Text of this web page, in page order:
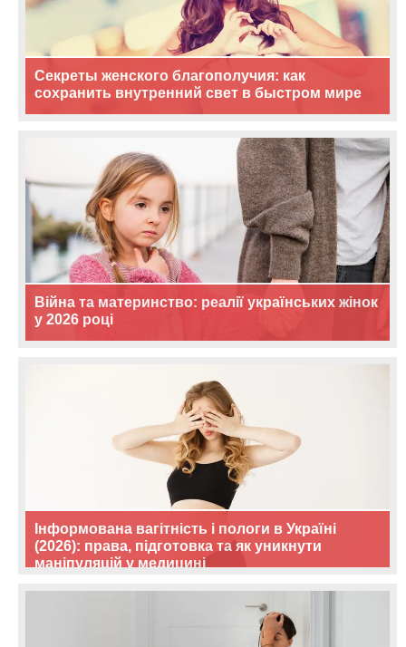
Секреты женского благополучия: как
сохранить внутренний свет в быстром мире
Війна та материнство: реалії українських жінок
у 2026 році
Інформована вагітність і пологи в Україні
(2026): права, підготовка та як уникнути
маніпуляцій у медицині